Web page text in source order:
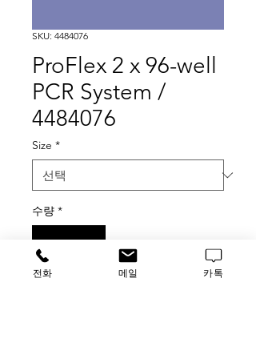
SKU: 4484076
ProFlex 2 x 96-well
PCR System /
4484076
Size *
수량 *
전화 메일 카톡